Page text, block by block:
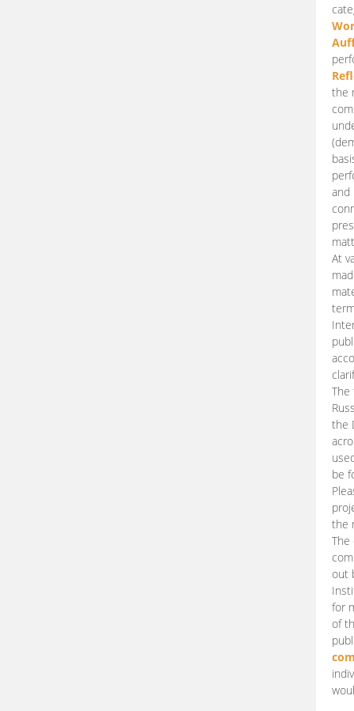
the
and
At
The
the
be
the
The
out
for
of